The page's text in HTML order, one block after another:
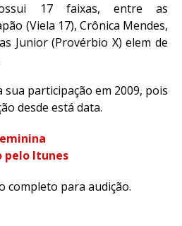
17 faixas, entre as
(Viela 17), Crônica Mendes,
Junior (Provérbio X) elem de
participação em 2009, pois
desde está data.
pelo Itunes
completo para audição.